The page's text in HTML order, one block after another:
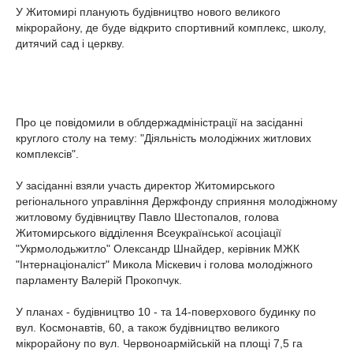
У Житомирі планують будівництво нового великого
мікрорайону, де буде відкрито спортивний комплекс, школу,
дитячий сад і церкву.
Про це повідомили в облдержадміністрації на засіданні
круглого столу на тему: "Діяльність молодіжних житлових
комплексів".
У засіданні взяли участь директор Житомирського
регіонального управління Держфонду сприяння молодіжному
житловому будівництву Павло Шестопалов, голова
Житомирського відділення Всеукраїнської асоціації
"Укрмолодьжитло" Олександр Шнайдер, керівник МЖК
"Інтернаціоналіст" Микола Міскевич і голова молодіжного
парламенту Валерій Прокопчук.
У планах - будівництво 10 - та 14-поверхового будинку по
вул. Космонавтів, 60, а також будівництво великого
мікрорайону по вул. Червоноармійській на площі 7,5 га